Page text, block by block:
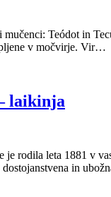
Teódot in
v močvirje. Vir…
laikinja
rodila leta 1881 v
in